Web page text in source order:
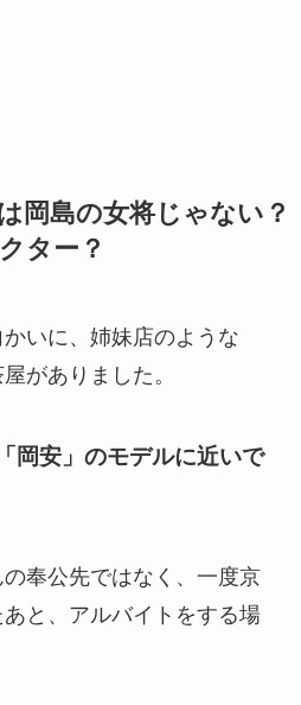
岡島の女将じゃない？
ター？
いに、姉妹店のような
がありました。
岡安」のモデルに近いで
奉公先ではなく、一度京
と、アルバイトをする場